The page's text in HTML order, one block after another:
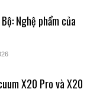
Nghệ phẩm của
X20 Pro và X20